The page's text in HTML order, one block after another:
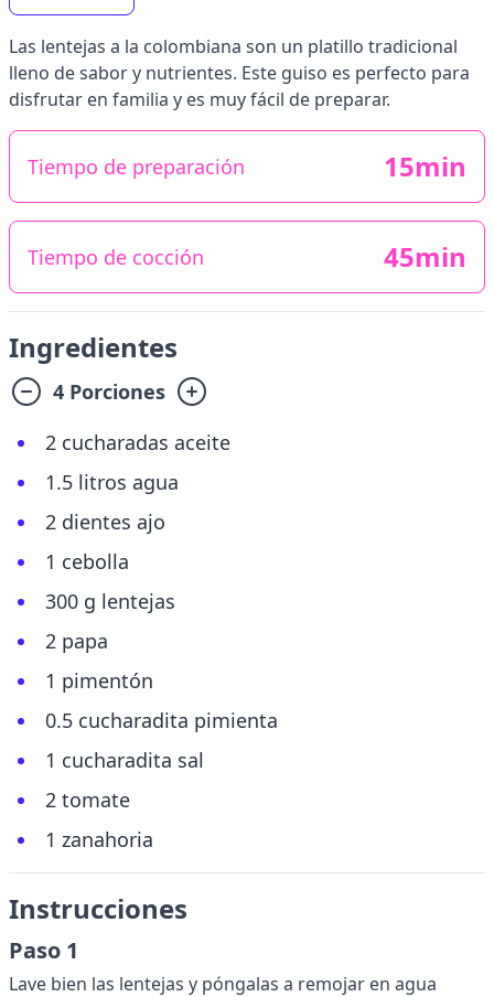
Las lentejas a la colombiana son un platillo tradicional
lleno de sabor y nutrientes. Este guiso es perfecto para
disfrutar en familia y es muy fácil de preparar.
Tiempo de preparación 15min
Tiempo de cocción 45min
Ingredientes
4 Porciones
2 cucharadas aceite
1.5 litros agua
2 dientes ajo
1 cebolla
300 g lentejas
2 papa
1 pimentón
0.5 cucharadita pimienta
1 cucharadita sal
2 tomate
1 zanahoria
Instrucciones
Paso 1
Lave bien las lentejas y póngalas a remojar en agua